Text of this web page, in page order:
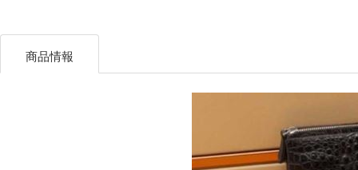
商品情報